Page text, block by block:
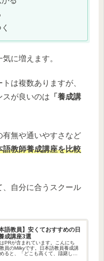
に増えます。
は複数ありますが、
スが良いのは 「養成講
有無や通いやすさなど
語教師養成講座を比較
自分に合うスクール
語教員】安くておすすめの日
成講座3選
PRが含まれています。こんにち
員のMilkyです。日本語教員養成講
ると、「どこも高くて、躊躇して